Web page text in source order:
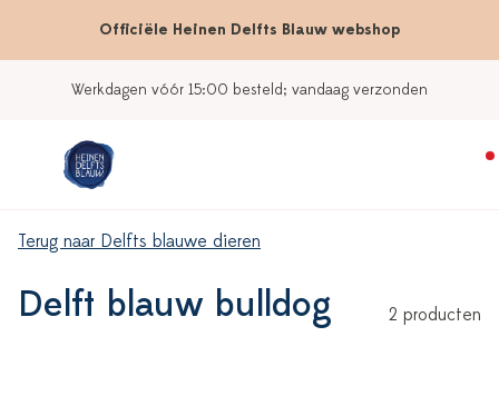
Officiële Heinen Delfts Blauw webshop
Werkdagen vóór 15:00 besteld; vandaag verzonden
Terug naar Delfts blauwe dieren
Delft blauw bulldog 2 producten